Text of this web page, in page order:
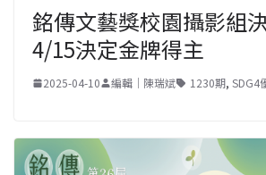
銘傳文藝獎校園攝影組
4/15決定金牌得主
2025-04-10 編輯｜陳瑞斌 1230期, SDG4